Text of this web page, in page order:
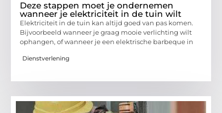
Deze stappen moet je ondernemen
wanneer je elektriciteit in de tuin wilt
Elektriciteit in de tuin kan altijd goed van pas komen.
Bijvoorbeeld wanneer je graag mooie verlichting wilt
ophangen, of wanneer je een elektrische barbeque in
Dienstverlening